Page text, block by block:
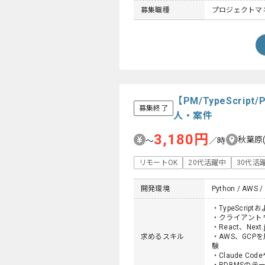
募集職種 プロジェクト
募集終了
【PM/TypeScript/
人・案件
〜3,180円／時 秋葉
リモートOK 20代活躍中 30代活
開発環境 Python / AWS
求めるスキル
・TypeScript
・クライアン
・React、
・AWS、GCP
験
・Claude